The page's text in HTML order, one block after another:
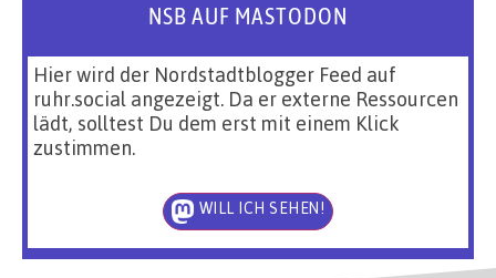
NSB AUF MASTODON
Hier wird der Nordstadtblogger Feed auf
ruhr.social angezeigt. Da er externe Ressourcen
lädt, solltest Du dem erst mit einem Klick
zustimmen.
WILL ICH SEHEN!